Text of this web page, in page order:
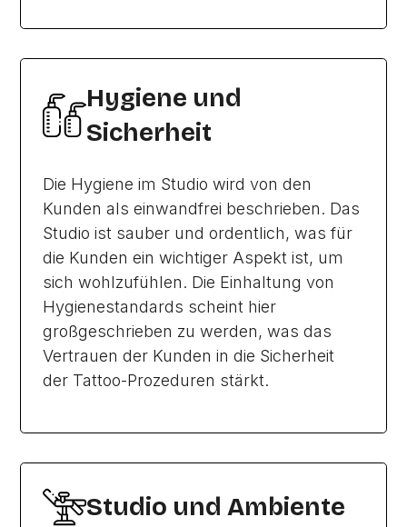
Hygiene und
Sicherheit
Die Hygiene im Studio wird von den
Kunden als einwandfrei beschrieben. Das
Studio ist sauber und ordentlich, was für
die Kunden ein wichtiger Aspekt ist, um
sich wohlzufühlen. Die Einhaltung von
Hygienestandards scheint hier
großgeschrieben zu werden, was das
Vertrauen der Kunden in die Sicherheit
der Tattoo-Prozeduren stärkt.
Studio und Ambiente